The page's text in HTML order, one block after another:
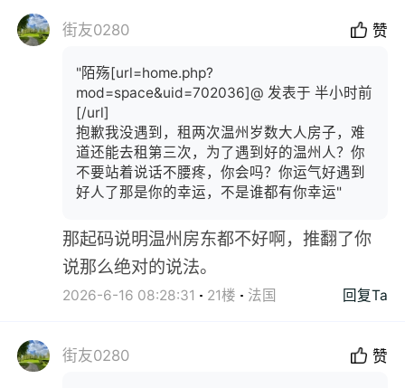
街友0280 赞
"陌殇[url=home.php?
mod=space&uid=702036]@ 发表于 半小时前
[/url]
抱歉我没遇到，租两次温州岁数大人房子，难
道还能去租第三次，为了遇到好的温州人？你
不要站着说话不腰疼，你会吗？你运气好遇到
好人了那是你的幸运，不是谁都有你幸运"
那起码说明温州房东都不好啊，推翻了你
说那么绝对的说法。
2026-6-16 08:28:31 21楼 法国 回复Ta
街友0280 赞